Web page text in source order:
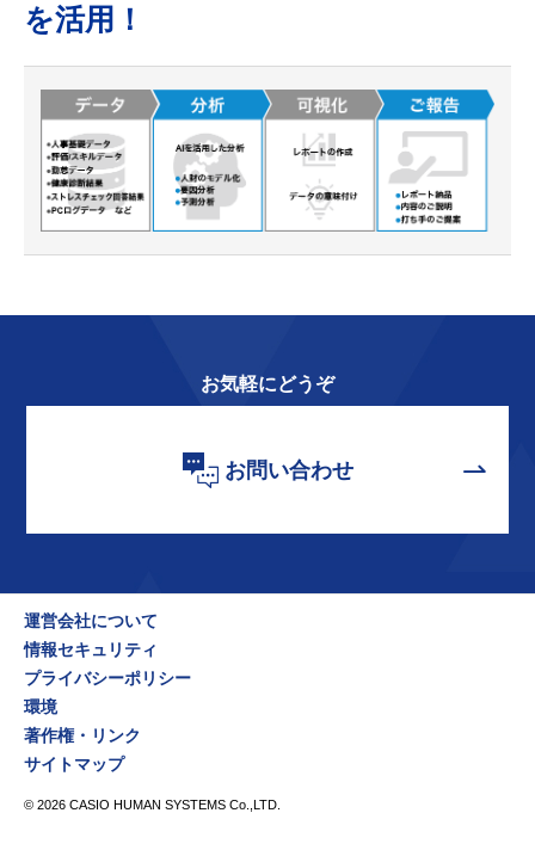
を活用！
お気軽にどうぞ
お問い合わせ
© 2026 CASIO HUMAN SYSTEMS Co.,LTD.
運営会社について
情報セキュリティ
プライバシーポリシー
環境
著作権・リンク
サイトマップ